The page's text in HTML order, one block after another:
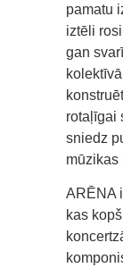
pamatu
iztēli
gan
rotaļīgai
sniedz
mūzikas
ARĒNA
kas